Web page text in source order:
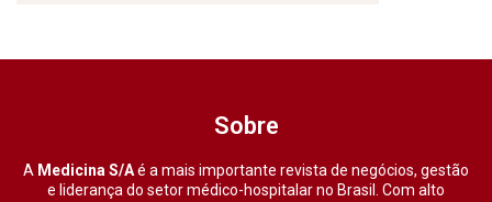
Sobre
A Medicina S/Aé a mais importante revista de negócios, gestão
e liderança do setor médico-hospitalar no Brasil. Com alto